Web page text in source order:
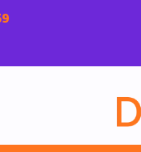
⁦+201091103959